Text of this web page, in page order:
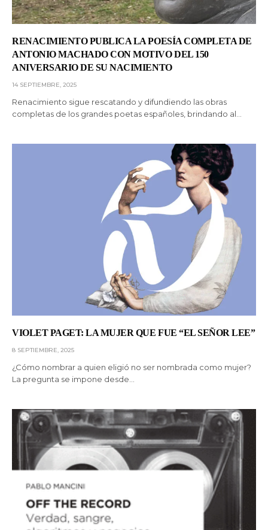
RENACIMIENTO PUBLICA LA POESÍA COMPLETA DE
ANTONIO MACHADO CON MOTIVO DEL 150
ANIVERSARIO DE SU NACIMIENTO
14 SEPTIEMBRE, 2025
Renacimiento sigue rescatando y difundiendo las obras
completas de los grandes poetas españoles, brindando al…
VIOLET PAGET: LA MUJER QUE FUE “EL SEÑOR LEE”
8 SEPTIEMBRE, 2025
¿Cómo nombrar a quien eligió no ser nombrada como mujer?
La pregunta se impone desde…